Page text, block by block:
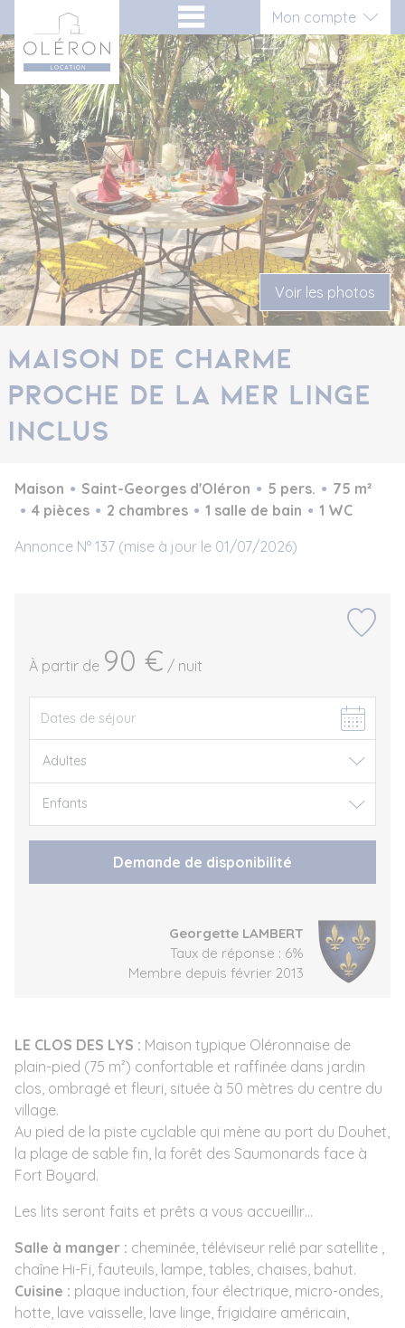
au
contenu
Mon compte
Connexion
Inscription vacancier
Inscription propriétaire
Voir les photos
Maison de charme
proche de la mer Linge
Inclus
Maison Saint-Georges d'Oléron 5 pers.
75 m²
4 pièces
2 chambres 1 salle de bain
1 WC
Annonce N° 137 (mise à jour le 01/07/2026)
À partir de 90 € / nuit
Demande de disponibilité
Georgette LAMBERT
Taux de réponse : 6%
Membre depuis février 2013
LE CLOS DES LYS : Maison typique Oléronnaise de
plain-pied (75 m²) confortable et raffinée dans jardin
clos, ombragé et fleuri, située à 50 mètres du centre du
village.
Au pied de la piste cyclable qui mène au port du Douhet,
la plage de sable fin, la forêt des Saumonards face à
Fort Boyard.
Les lits seront faits et prêts a vous accueillir…
Salle à manger : cheminée, téléviseur relié par satellite ,
chaîne Hi-Fi, fauteuils, lampe, tables, chaises, bahut.
Cuisine : plaque induction, four électrique, micro-ondes,
hotte, lave vaisselle, lave linge, frigidaire américain,
Panneau de gestion des cookies